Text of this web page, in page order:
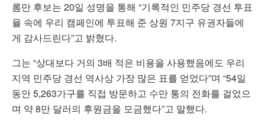
롬만 후보는 20일 성명을 통해 “기록적인 민주당 경선 투표
율 속에 우리 캠페인에 투표해 준 상원 7지구 유권자들에
게 감사드린다”고 밝혔다.
그는 “상대보다 거의 3배 적은 비용을 사용했음에도 우리
지역 민주당 경선 역사상 가장 많은 표를 얻었다”며 “54일
동안 5,263가구를 직접 방문하고 수만 통의 전화를 걸었으
며 약 8만 달러의 후원금을 모금했다”고 말했다.